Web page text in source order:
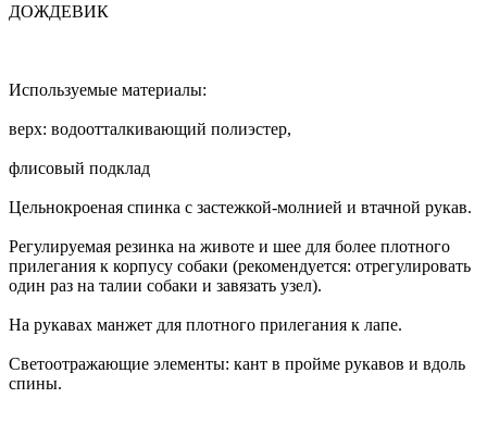
ДОЖДЕВИК
Используемые материалы:
верх: водоотталкивающий полиэстер,
флисовый подклад
Цельнокроеная спинка с застежкой-молнией и втачной рукав.
Регулируемая резинка на животе и шее для более плотного
прилегания к корпусу собаки (рекомендуется: отрегулировать
один раз на талии собаки и завязать узел).
На рукавах манжет для плотного прилегания к лапе.
Светоотражающие элементы: кант в пройме рукавов и вдоль
спины.